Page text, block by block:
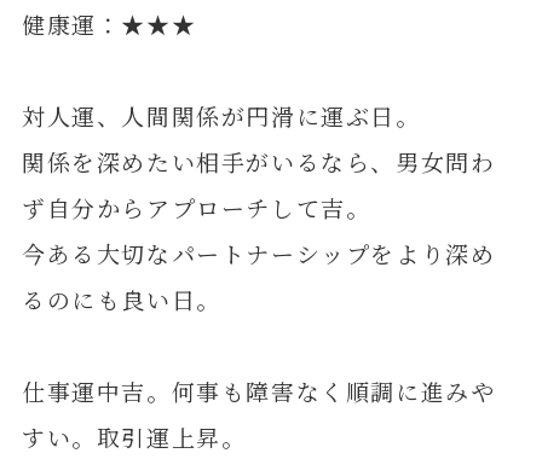
健康運：★★★
対人運、人間関係が円滑に運ぶ日。
関係を深めたい相手がいるなら、男女問わ
ず自分からアプローチして吉。
今ある大切なパートナーシップをより深め
るのにも良い日。
仕事運中吉。何事も障害なく順調に進みや
すい。取引運上昇。